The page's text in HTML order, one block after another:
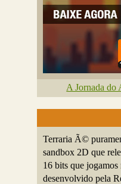
A Jornada do
Terraria Ã©
sandbox 2D que
16 bits que
desenvolvido pela